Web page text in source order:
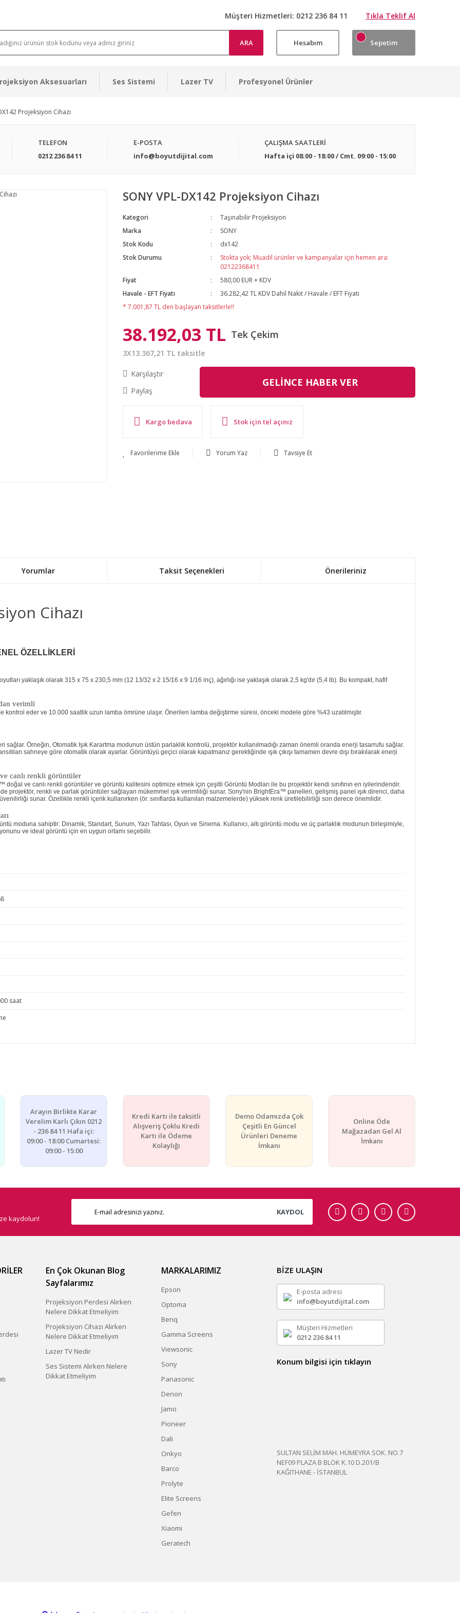
Müşteri Hizmetleri: 0212 236 84 11 Tıkla Teklif Al
ARA Hesabım Sepetim
Aksesuarları Ses Sistemi Lazer TV Profesyonel Ürünler
Projeksiyon Cihazı
TELEFON
0212 236 84 11
E-POSTA
info@boyutdijital.com
ÇALIŞMA SAATLERİ
Hafta içi 08:00 - 18:00 / Cmt. 09:00 - 15:00
SONY VPL-DX142 Projeksiyon Cihazı
Kategori
Taşınabilir Projeksiyon
Marka
SONY
Stok Kodu
dx142
Stok Durumu
Stokta yok; Muadil ürünler ve kampanyalar için hemen ara:
02122368411
Fiyat
580,00 EUR + KDV
Havale - EFT Fiyatı
36.282,42 TL KDV Dahil Nakit / Havale / EFT Fiyatı
* 7.001,87 TL den başlayan taksitlerle!!
38.192,03 TL Tek Çekim
3X13.367,21 TL taksitle
Karşılaştır
Paylaş
GELİNCE HABER VER
Kargo bedava Stok için tel açınız
Yorum Yaz Tavsiye Et
Yorumlar Taksit Seçenekleri Önerileriniz
Cihazı
ÖZELLİKLERİ
yaklaşık olarak 315 x 75 x 230,5 mm (12 13/32 x 2 15/16 x 9 1/16 inç), ağırlığı ise yaklaşık olarak 2,5 kg'dır (5,4 lb). Bu kompakt, hafif
verimli
eder ve 10.000 saatlik uzun lamba ömrüne ulaşır. Önerilen lamba değiştirme süresi, önceki modele göre %43 uzatılmıştır.
Örneğin, Otomatik Işık Karartma modunun üstün parlaklık kontrolü, projektör kullanılmadığı zaman önemli oranda enerji tasarrufu sağlar.
sahneye göre otomatik olarak ayarlar. Görüntüyü geçici olarak kapatmanız gerektiğinde ışık çıkışı tamamen devre dışı bırakılarak enerji
canlı renkli görüntüler
ve canlı renkli görüntüler ve görüntü kalitesini optimize etmek için çeşitli Görüntü Modları ile bu projektör kendi sınıfının en iyilerindendir.
projektör, renkli ve parlak görüntüler sağlayan mükemmel ışık verimliliği sunar. Sony'nin BrightEra™ panelleri, gelişmiş panel ışık direnci, daha
sunar. Özellikle renkli içerik kullanırken (ör. sınıflarda kullanılan malzemelerde) yüksek renk üretilebilirliği son derece önemlidir.
moduna sahiptir: Dinamik, Standart, Sunum, Yazı Tahtası, Oyun ve Sinema. Kullanıcı, altı görüntü modu ve üç parlaklık modunun birleşimiyle,
ve ideal görüntü için en uygun ortamı seçebilir.
saat
Arayın Birlikte Karar
Verelim Karlı Çıkın 0212
- 236 84 11 Hafa içi:
09:00 - 18:00 Cumartesi:
09:00 - 15:00
Kredi Kartı ile taksitli
Alışveriş Çoklu Kredi
Kartı ile Ödeme
Kolaylığı
Demo Odamızda Çok
Çeşitli En Güncel
Ürünleri Deneme
İmkanı
Online Öde
Mağazadan Gel Al
İmkanı
kaydolun!
KAYDOL
En Çok Okunan Blog
Sayfalarımız
Projeksiyon Perdesi Alırken
Nelere Dikkat Etmeliyim
Projeksiyon Cihazı Alırken
Nelere Dikkat Etmeliyim
Lazer TV Nedir
Ses Sistemi Alırken Nelere
Dikkat Etmeliyim
MARKALARIMIZ
Epson
Optoma
Benq
Gamma Screens
Viewsonic
Sony
Panasonic
Denon
Jamo
Pioneer
Dali
Onkyo
Barco
Prolyte
Elite Screens
Gefen
Xiaomi
Geratech
BİZE ULAŞIN
E-posta adresi
info@boyutdijital.com
Müşteri Hizmetleri
0212 236 84 11
Konum bilgisi için tıklayın
SULTAN SELİM MAH. HÜMEYRA SOK. NO.7
NEF09 PLAZA B BLOK K.10 D.201/B
KAĞITHANE - İSTANBUL